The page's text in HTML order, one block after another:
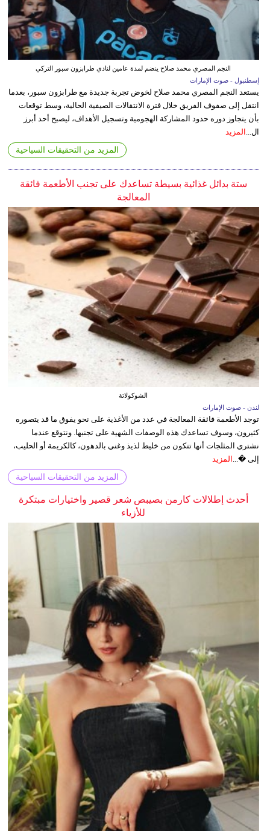
النجم المصري محمد صلاح ينضم لمدة عامين لنادي طرابزون سبور التركي
إسطنبول - صوت الإمارات
يستعد النجم المصري محمد صلاح لخوض تجربة جديدة مع طرابزون سبور، بعدما
انتقل إلى صفوف الفريق خلال فترة الانتقالات الصيفية الحالية، وسط توقعات
بأن يتجاوز دوره حدود المشاركة الهجومية وتسجيل الأهداف، ليصبح أحد أبرز
ال... المزيد
المزيد من التحقيقات السياحية
ستة بدائل غذائية بسيطة تساعدك على تجنب الأطعمة فائقة
المعالجة
الشوكولاتة
لندن - صوت الإمارات
توجد الأطعمة فائقة المعالجة في عدد من الأغذية على نحو يفوق ما قد يتصوره
كثيرون، وسوف تساعدك هذه الوصفات الشهية على تجنبها. ونتوقع عندما
نشتري المثلجات أنها تتكون من خليط لذيذ وغني بالدهون، كالكريمة أو الحليب،
إلى �... المزيد
المزيد من التحقيقات السياحية
أحدث إطلالات كارمن بصيبص شعر قصير واختيارات مبتكرة
للأزياء